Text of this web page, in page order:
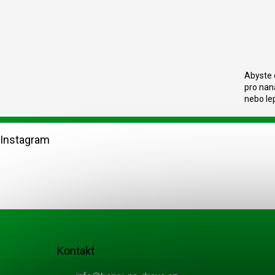
Abyste
pro
nebo
Z
áInstagram
Kontakt